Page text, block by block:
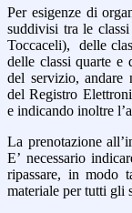
Per esigenze di
suddivisi tra le
Toccaceli), delle
delle classi quarte
del servizio, andare
del Registro
e indicando inoltre
La prenotazione
E’ necessario
ripassare, in modo
materiale per tutti gli